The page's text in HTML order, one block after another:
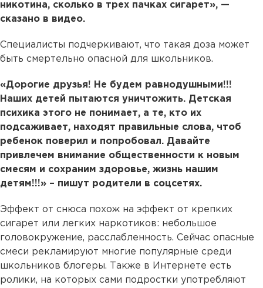
никотина, сколько в трех пачках сигарет», —
сказано в видео.
Специалисты подчеркивают, что такая доза может
быть смертельно опасной для школьников.
«Дорогие друзья! Не будем равнодушными!!!
Наших детей пытаются уничтожить. Детская
психика этого не понимает, а те, кто их
подсаживает, находят правильные слова, чтоб
ребенок поверил и попробовал. Давайте
привлечем внимание общественности к новым
смесям и сохраним здоровье, жизнь нашим
детям!!!» – пишут родители в соцсетях.
Эффект от снюса похож на эффект от крепких
сигарет или легких наркотиков: небольшое
головокружение, расслабленность. Сейчас опасные
смеси рекламируют многие популярные среди
школьников блогеры. Также в Интернете есть
ролики, на которых сами подростки употребляют